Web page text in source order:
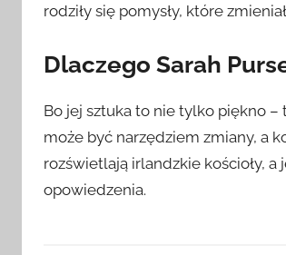
rodziły się pomysły, które
Dlaczego Sarah
Bo jej sztuka to nie tylko piękno –
może być narzędziem zmiany, a
rozświetlają irlandzkie kościoły,
opowiedzenia.